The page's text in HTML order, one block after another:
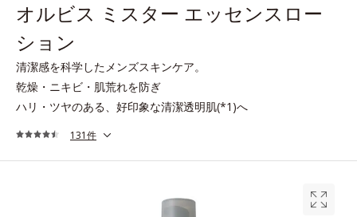
オルビス ミスター エッセンスロー
ション
清潔感を科学したメンズスキンケア。
乾燥・ニキビ・肌荒れを防ぎ
ハリ・ツヤのある、好印象な清潔透明肌(*1)へ
131件